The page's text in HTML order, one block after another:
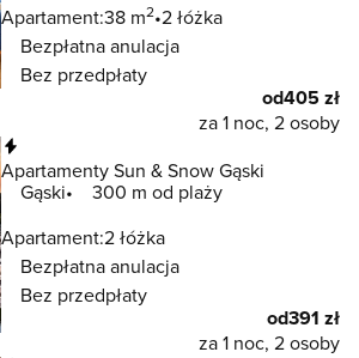
Apartament:38 m2 2 łóżka
Bezpłatna anulacja
Bez przedpłaty
od405 zł
za 1 noc, 2 osoby
Apartamenty Sun & Snow Gąski
Gąski
300 m od plaży
Apartament:2 łóżka
Bezpłatna anulacja
Bez przedpłaty
od391 zł
za 1 noc, 2 osoby